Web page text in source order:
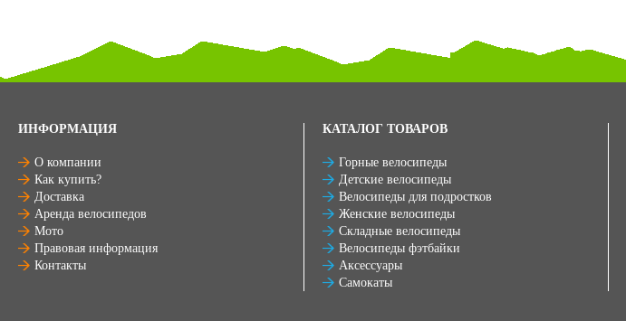
ИНФОРМАЦИЯ
О компании
Как купить?
Доставка
Аренда велосипедов
Мото
Правовая информация
Контакты
КАТАЛОГ ТОВАРОВ
Горные велосипеды
Детские велосипеды
Велосипеды для подростков
Женские велосипеды
Складные велосипеды
Велосипеды фэтбайки
Аксессуары
Самокаты